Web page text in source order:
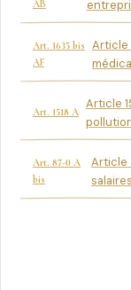
AB
Art. 1635 bis
AF
Article
Art. 1518 A
Article
Art. 87-0 A
bis
Article
salaires